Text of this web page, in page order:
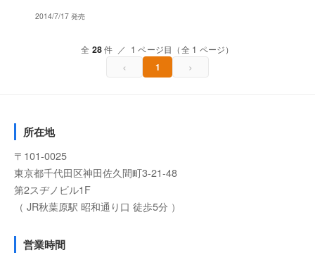
2014/7/17 発売
全 28件 ／ 1 ページ目（全 1 ページ）
‹ 1 ›
所在地
〒101-0025
東京都千代田区神田佐久間町3-21-48
第2スヂノビル1F
（ JR秋葉原駅 昭和通り口 徒歩5分 ）
営業時間